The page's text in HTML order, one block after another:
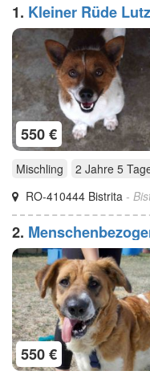
1. Kleiner Rüde
Zuhause
550 €
Mischling
2 Jahre 5
RO-410444 Bistrita -
2.
Familienanschluss
550 €